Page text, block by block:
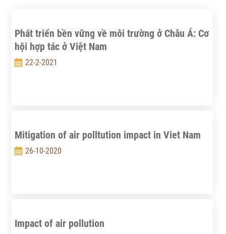
Phát triển bền vững về môi trường ở Châu Á: Cơ
hội hợp tác ở Việt Nam
22-2-2021
Mitigation of air polltution impact in Viet Nam
26-10-2020
Impact of air pollution